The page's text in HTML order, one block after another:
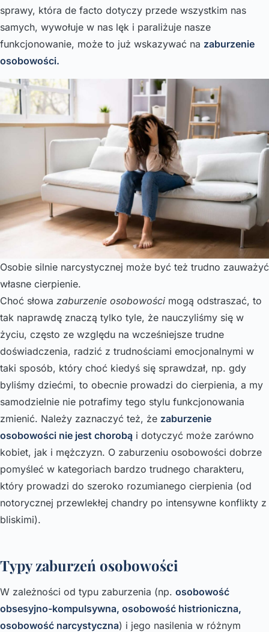
sprawy, która de facto dotyczy przede wszystkim nas
samych, wywołuje w nas lęk i paraliżuje nasze
funkcjonowanie, może to już wskazywać na zaburzenie
osobowości.
Osobie silnie narcystycznej może być też trudno zauważyć
własne cierpienie.
Choć słowa zaburzenie osobowości mogą odstraszać, to
tak naprawdę znaczą tylko tyle, że nauczyliśmy się w
życiu, często ze względu na wcześniejsze trudne
doświadczenia, radzić z trudnościami emocjonalnymi w
taki sposób, który choć kiedyś się sprawdzał, np. gdy
byliśmy dziećmi, to obecnie prowadzi do cierpienia, a my
samodzielnie nie potrafimy tego stylu funkcjonowania
zmienić. Należy zaznaczyć też, że zaburzenie
osobowości nie jest chorobą i dotyczyć może zarówno
kobiet, jak i mężczyzn. O zaburzeniu osobowości dobrze
pomyśleć w kategoriach bardzo trudnego charakteru,
który prowadzi do szeroko rozumianego cierpienia (od
notorycznej przewlekłej chandry po intensywne konflikty z
bliskimi).
Typy zaburzeń osobowości
W zależności od typu zaburzenia (np. osobowość
obsesyjno-kompulsywna, osobowość histrioniczna,
osobowość narcystyczna) i jego nasilenia w różnym